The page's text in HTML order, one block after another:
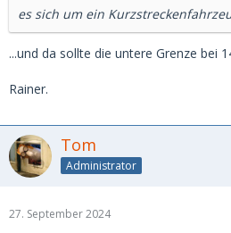
es sich um ein
...und da sollte die untere Grenze bei
Rainer.
Tom
Administrator
27. September 2024